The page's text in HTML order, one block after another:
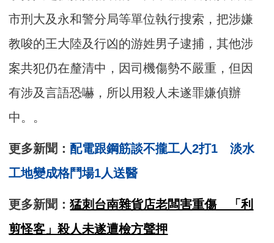
市刑大及永和警分局等單位執行搜索，把涉嫌
教唆的王大陸及行凶的游姓男子逮捕，其他涉
案共犯仍在釐清中，因司機傷勢不嚴重，但因
有涉及言語恐嚇，所以用殺人未遂罪嫌偵辦
中。。
更多新聞： 配電跟鋼筋談不攏工人2打1 淡水
工地變成格鬥場1人送醫
更多新聞：猛刺台南雜貨店老闆害重傷 「利
剪怪客」殺人未遂遭檢方聲押